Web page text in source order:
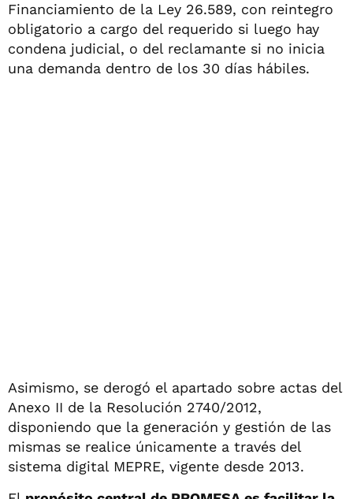
Financiamiento de la Ley 26.589, con reintegro
obligatorio a cargo del requerido si luego hay
condena judicial, o del reclamante si no inicia
una demanda dentro de los 30 días hábiles.
Asimismo, se derogó el apartado sobre actas del
Anexo II de la Resolución 2740/2012,
disponiendo que la generación y gestión de las
mismas se realice únicamente a través del
sistema digital MEPRE, vigente desde 2013.